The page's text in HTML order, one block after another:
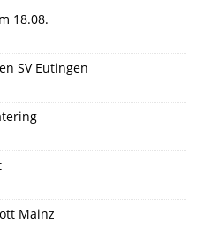
18.08.
SV Eutingen
Mainz